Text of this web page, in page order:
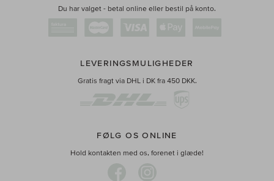
Du har valget - betal online eller bestil på konto.
LEVERINGSMULIGHEDER
Gratis fragt via DHL i DK fra 450 DKK.
FØLG OS ONLINE
Hold kontakten med os, forenet i glæde!